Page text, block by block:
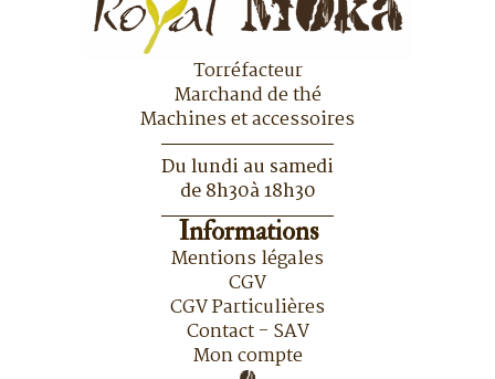
Torréfacteur
Marchand de thé
Machines et accessoires
Du lundi au samedi
de 8h30à 18h30
Informations
Mentions légales
CGV
CGV Particulières
Contact - SAV
Mon compte